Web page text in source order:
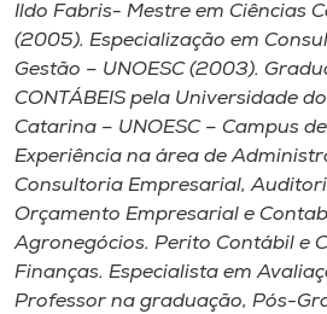
Ildo Fabris- Mestre em Ciências
(2005). Especialização em
Gestão – UNOESC (2003).
CONTÁBEIS pela Universidade
Catarina – UNOESC – Campus
Experiência na área de
Consultoria Empresarial,
Orçamento Empresarial e
Agronegócios. Perito Contábil e
Finanças. Especialista em
Professor na graduação, Pós-